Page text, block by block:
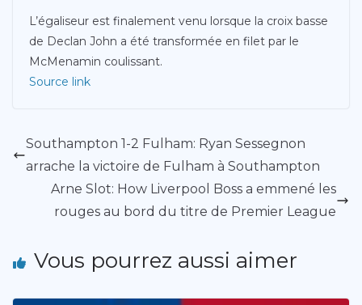
L’égaliseur est finalement venu lorsque la croix basse
de Declan John a été transformée en filet par le
McMenamin coulissant.
Source link
Southampton 1-2 Fulham: Ryan Sessegnon
arrache la victoire de Fulham à Southampton
Arne Slot: How Liverpool Boss a emmené les
rouges au bord du titre de Premier League
Vous pourrez aussi aimer